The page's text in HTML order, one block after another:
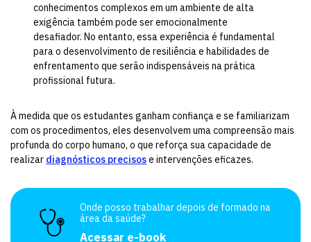
conhecimentos complexos em um ambiente de alta
exigência também pode ser emocionalmente
desafiador. No entanto, essa experiência é fundamental
para o desenvolvimento de resiliência e habilidades de
enfrentamento que serão indispensáveis na prática
profissional futura.
À medida que os estudantes ganham confiança e se familiarizam
com os procedimentos, eles desenvolvem uma compreensão mais
profunda do corpo humano, o que reforça sua capacidade de
realizar diagnósticos precisose intervenções eficazes.
Onde posso trabalhar depois de formado na
área da saúde?
Acessar e-book